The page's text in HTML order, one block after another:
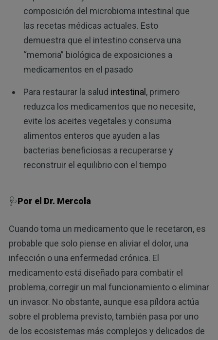
composición del microbioma intestinal que
las recetas médicas actuales. Esto
demuestra que el intestino conserva una
“memoria” biológica de exposiciones a
medicamentos en el pasado
Para restaurar la salud intestinal , primero
reduzca los medicamentos que no necesite,
evite los aceites vegetales y consuma
alimentos enteros que ayuden a las
bacterias beneficiosas a recuperarse y
reconstruir el equilibrio con el tiempo
🩺Por el Dr. Mercola
Cuando toma un medicamento que le recetaron, es
probable que solo piense en aliviar el dolor, una
infección o una enfermedad crónica. El
medicamento está diseñado para combatir el
problema, corregir un mal funcionamiento o eliminar
un invasor. No obstante, aunque esa píldora actúa
sobre el problema previsto, también pasa por uno
de los ecosistemas más complejos y delicados de